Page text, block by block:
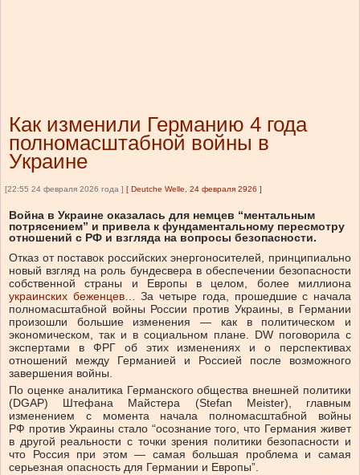
Как изменили Германию 4 года
полномасштабной войны в
Украине
[22:55 24 февраля 2026 года ] [ Deutche Welle, 24 февраля 2926 ]
Война в Украине оказалась для немцев “ментальным
потрясением” и привела к фундаментальному пересмотру
отношений с РФ и взгляда на вопросы безопасности.
Отказ от поставок российских энергоносителей, принципиально
новый взгляд на роль бундесвера в обеспечении безопасности
собственной страны и Европы в целом, более миллиона
украинских беженцев… За четыре года, прошедшие с начала
полномасштабной войны России против Украины, в Германии
произошли большие изменения — как в политическом и
экономическом, так и в социальном плане. DW поговорила с
экспертами в ФРГ об этих изменениях и о перспективах
отношений между Германией и Россией после возможного
завершения войны.
По оценке аналитика Германского общества внешней политики
(DGAP) Штефана Майстера (Stefan Meister), главным
изменением с момента начала полномасштабной войны
РФ против Украины стало “осознание того, что Германия живет
в другой реальности с точки зрения политики безопасности и
что Россия при этом — самая большая проблема и самая
серьезная опасность для Германии и Европы”.